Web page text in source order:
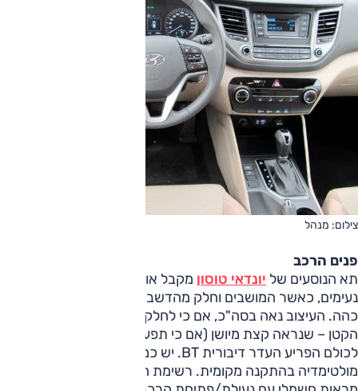
צילום: מנהל
פנים הרכב
תא הנוסעים של יונדאי טוסון מקבל אותנו עם שילובי צבעים
נעימים, כאשר המושבים וחלק מהדשבורד בצבע בהיר, והשאר
כהה. העיצוב נאה בסה"כ, אם כי לחלקנו הפריע מסך התצוגה
הקטן – שנראה קצת מיושן (אם כי תפעול מערכת השמע נוח).
לכולם הפריע העדר דיבורית BT. יש כמובן אופציה למערכת
מולטימדיה בהתקנה מקומית. רשימת האבזור כוללת קיפול